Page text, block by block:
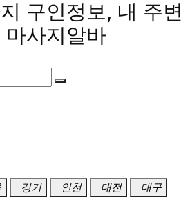
구인정보, 내 주변
사지알바
경기 인천 대전 대구